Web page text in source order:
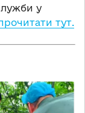
у
тут.